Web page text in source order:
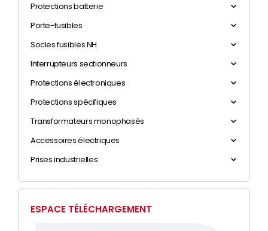
Protections batterie
Porte-fusibles
Socles fusibles NH
Interrupteurs sectionneurs
Protections électroniques
Protections spécifiques
Transformateurs monophasés
Accessoires électriques
Prises industrielles
ESPACE TÉLÉCHARGEMENT